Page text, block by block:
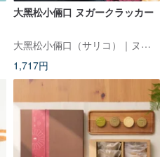
大黑松小倆口 ヌガークラッカー
大黑松小倆口（サリコ）｜ヌガー発祥名店
1,717円